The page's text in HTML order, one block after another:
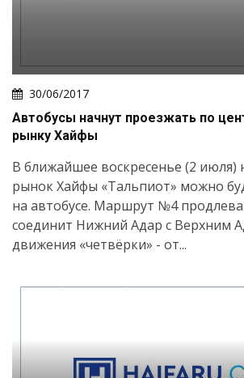
30/06/2017
Автобусы начнут проезжать по
рынку Хайфы
В ближайшее воскресенье (2 июля)
рынок Хайфы «Тальпиот» можно
на автобусе. Маршрут №4
соединит Нижний Адар с Верхним
движения «четвёрки» - от...